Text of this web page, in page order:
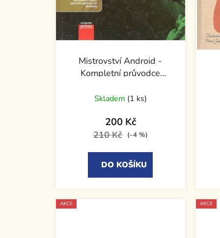
Mistrovství Android -
Kompletní průvodce
Skladem (1 ks)
200 Kč
210 Kč (–4 %)
DO KOŠÍKU
AKCE AKCE